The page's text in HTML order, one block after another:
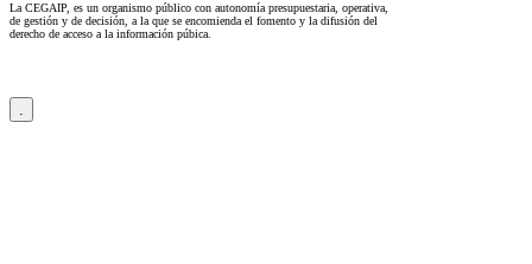
La CEGAIP, es un organismo público con autonomía presupuestaria, operativa,
de gestión y de decisión, a la que se encomienda el fomento y la difusión del
derecho de acceso a la información púbica.